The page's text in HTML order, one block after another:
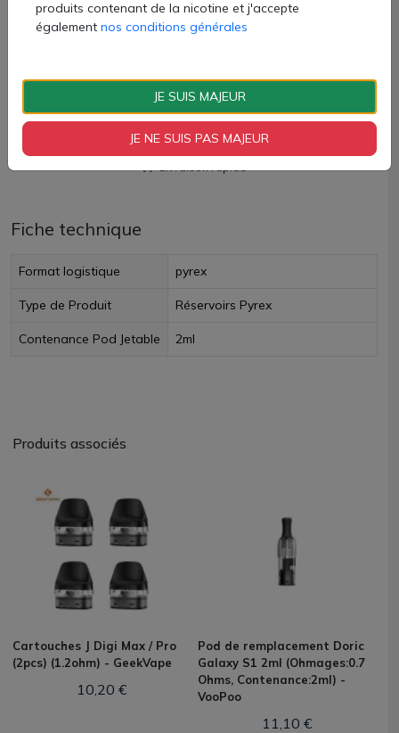
Quantité
AJOUTER À MON PANIER
Paiement 100% sécurisé
Livraison rapide
Fiche technique
Format logistique pyrex
Type de Produit Réservoirs Pyrex
Contenance Pod Jetable 2ml
Produits associés
Cartouches J Digi Max / Pro
(2pcs) (1.2ohm) - GeekVape
10,20 €
Pod de remplacement Doric
Galaxy S1 2ml (Ohmages:0.7
Ohms, Contenance:2ml) -
VooPoo
11,10 €
produits contenant de la nicotine et j'accepte
également nos conditions générales
JE SUIS MAJEUR
JE NE SUIS PAS MAJEUR